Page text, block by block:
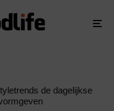
de dagelijkse